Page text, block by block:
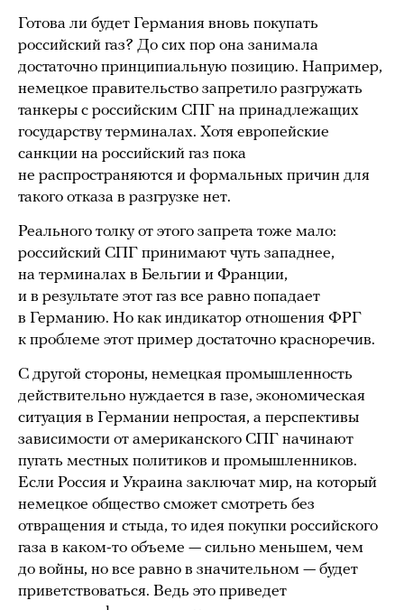
Готова ли будет Германия вновь покупать
российский газ? До сих пор она занимала
достаточно принципиальную позицию. Например,
немецкое правительство запретило разгружать
танкеры с российским СПГ на принадлежащих
государству терминалах. Хотя европейские
санкции на российский газ пока
не распространяются и формальных причин для
такого отказа в разгрузке нет.
Реального толку от этого запрета тоже мало:
российский СПГ принимают чуть западнее,
на терминалах в Бельгии и Франции,
и в результате этот газ все равно попадает
в Германию. Но как индикатор отношения ФРГ
к проблеме этот пример достаточно красноречив.
С другой стороны, немецкая промышленность
действительно нуждается в газе, экономическая
ситуация в Германии непростая, а перспективы
зависимости от американского СПГ начинают
пугать местных политиков и промышленников.
Если Россия и Украина заключат мир, на который
немецкое общество сможет смотреть без
отвращения и стыда, то идея покупки российского
газа в каком-то объеме — сильно меньшем, чем
до войны, но все равно в значительном — будет
приветствоваться. Ведь это приведет